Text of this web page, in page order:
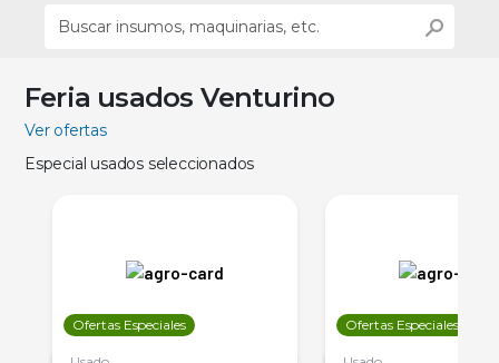
Feria usados Venturino
Ver ofertas
Especial usados seleccionados
Ofertas Especiales Ofertas Especiales